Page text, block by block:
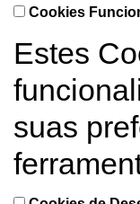
Cookies
Estes
suas